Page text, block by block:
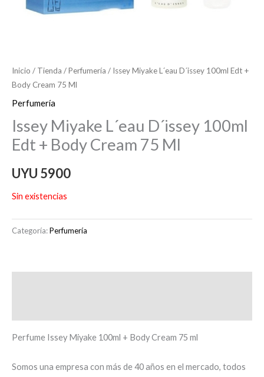
Inicio / Tienda /Perfumería / Issey Miyake L´eau D´issey 100ml Edt +
Body Cream 75 Ml
Perfumería
Issey Miyake L´eau D´issey 100ml
Edt + Body Cream 75 Ml
UYU 5900
Sin existencias
Categoría:Perfumería
Perfume Issey Miyake 100ml + Body Cream 75 ml
Somos una empresa con más de 40 años en el mercado, todos